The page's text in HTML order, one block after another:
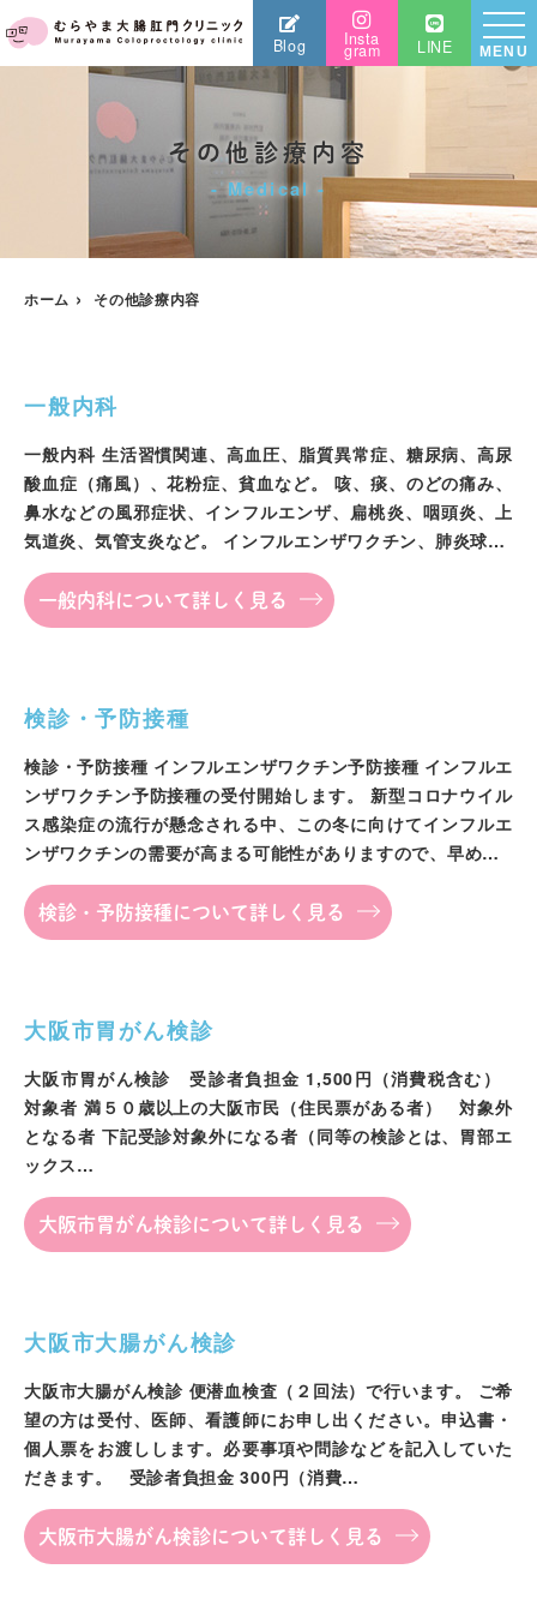
Blog Insta
gram LINE MENU
その他診療内容
Medical
ホーム その他診療内容
一般内科
一般内科 生活習慣関連、高血圧、脂質異常症、糖尿病、高尿
酸血症（痛風）、花粉症、貧血など。 咳、痰、のどの痛み、
鼻水などの風邪症状、インフルエンザ、扁桃炎、咽頭炎、上
気道炎、気管支炎など。 インフルエンザワクチン、肺炎球…
一般内科について詳しく見る
検診・予防接種
検診・予防接種 インフルエンザワクチン予防接種 インフルエ
ンザワクチン予防接種の受付開始します。 新型コロナウイル
ス感染症の流行が懸念される中、この冬に向けてインフルエ
ンザワクチンの需要が高まる可能性がありますので、早め…
検診・予防接種について詳しく見る
大阪市胃がん検診
大阪市胃がん検診 受診者負担金 1,500円（消費税含む）
対象者 満５０歳以上の大阪市民（住民票がある者） 対象外
となる者 下記受診対象外になる者（同等の検診とは、胃部エ
ックス…
大阪市胃がん検診について詳しく見る
大阪市大腸がん検診
大阪市大腸がん検診 便潜血検査（２回法）で行います。 ご希
望の方は受付、医師、看護師にお申し出ください。申込書・
個人票をお渡しします。必要事項や問診などを記入していた
だきます。 受診者負担金 300円（消費…
大阪市大腸がん検診について詳しく見る